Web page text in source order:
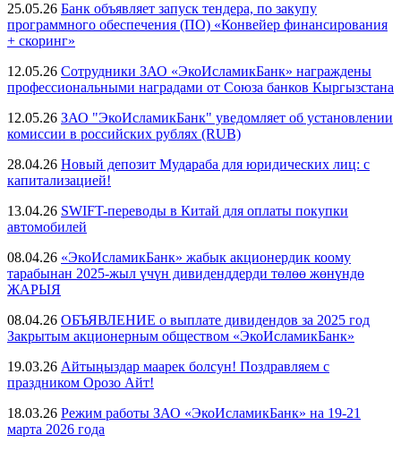
25.05.26 Банк объявляет запуск тендера, по закупу
программного обеспечения (ПО) «Конвейер финансирования
+ скоринг»
12.05.26 Сотрудники ЗАО «ЭкоИсламикБанк» награждены
профессиональными наградами от Союза банков Кыргызстана
12.05.26 ЗАО "ЭкоИсламикБанк" уведомляет об установлении
комиссии в российских рублях (RUB)
28.04.26 Новый депозит Мудараба для юридических лиц: с
капитализацией!
13.04.26 SWIFT-переводы в Китай для оплаты покупки
автомобилей
08.04.26 «ЭкоИсламикБанк» жабык акционердик коому
тарабынан 2025-жыл үчүн дивиденддерди төлөө жөнүндө
ЖАРЫЯ
08.04.26 ОБЪЯВЛЕНИЕ о выплате дивидендов за 2025 год
Закрытым акционерным обществом «ЭкоИсламикБанк»
19.03.26 Айтыңыздар маарек болсун! Поздравляем с
праздником Орозо Айт!
18.03.26 Режим работы ЗАО «ЭкоИсламикБанк» на 19-21
марта 2026 года